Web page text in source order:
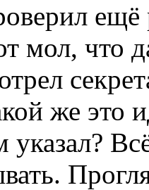
ещё
мол,
же это
указал?